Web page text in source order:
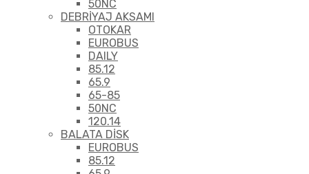
50NC
DEBRİYAJ AKSAMI
OTOKAR
EUROBUS
DAILY
85.12
65.9
65-85
50NC
120.14
BALATA DİSK
EUROBUS
85.12